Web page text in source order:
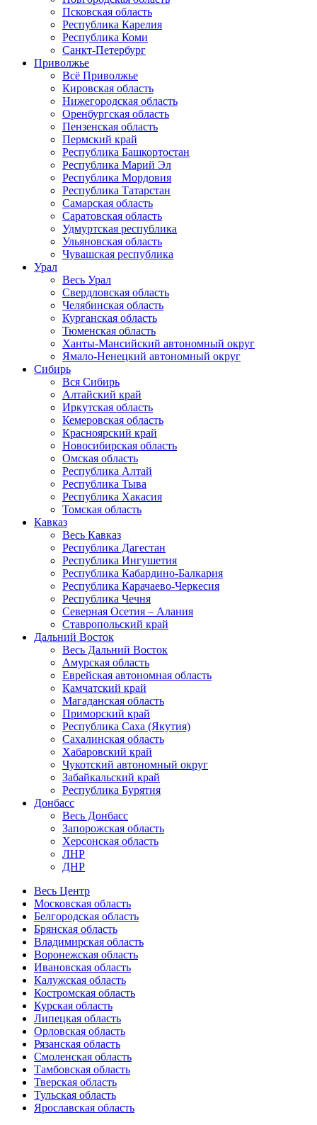
Псковская область
Республика Карелия
Республика Коми
Санкт-Петербург
Приволжье
Всё Приволжье
Кировская область
Нижегородская область
Оренбургская область
Пензенская область
Пермский край
Республика Башкортостан
Республика Марий Эл
Республика Мордовия
Республика Татарстан
Самарская область
Саратовская область
Удмуртская республика
Ульяновская область
Чувашская республика
Урал
Весь Урал
Свердловская область
Челябинская область
Курганская область
Тюменская область
Ханты-Мансийский автономный округ
Ямало-Ненецкий автономный округ
Сибирь
Вся Сибирь
Алтайский край
Иркутская область
Кемеровская область
Красноярский край
Новосибирская область
Омская область
Республика Алтай
Республика Тыва
Республика Хакасия
Томская область
Кавказ
Весь Кавказ
Республика Дагестан
Республика Ингушетия
Республика Кабардино-Балкария
Республика Карачаево-Черкесия
Республика Чечня
Северная Осетия – Алания
Ставропольский край
Дальний Восток
Весь Дальний Восток
Амурская область
Еврейская автономная область
Камчатский край
Магаданская область
Приморский край
Республика Саха (Якутия)
Сахалинская область
Хабаровский край
Чукотский автономный округ
Забайкальский край
Республика Бурятия
Донбасс
Весь Донбасс
Запорожская область
Херсонская область
ЛНР
ДНР
Весь Центр
Московская область
Белгородская область
Брянская область
Владимирская область
Воронежская область
Ивановская область
Калужская область
Костромская область
Курская область
Липецкая область
Орловская область
Рязанская область
Смоленская область
Тамбовская область
Тверская область
Тульская область
Ярославская область